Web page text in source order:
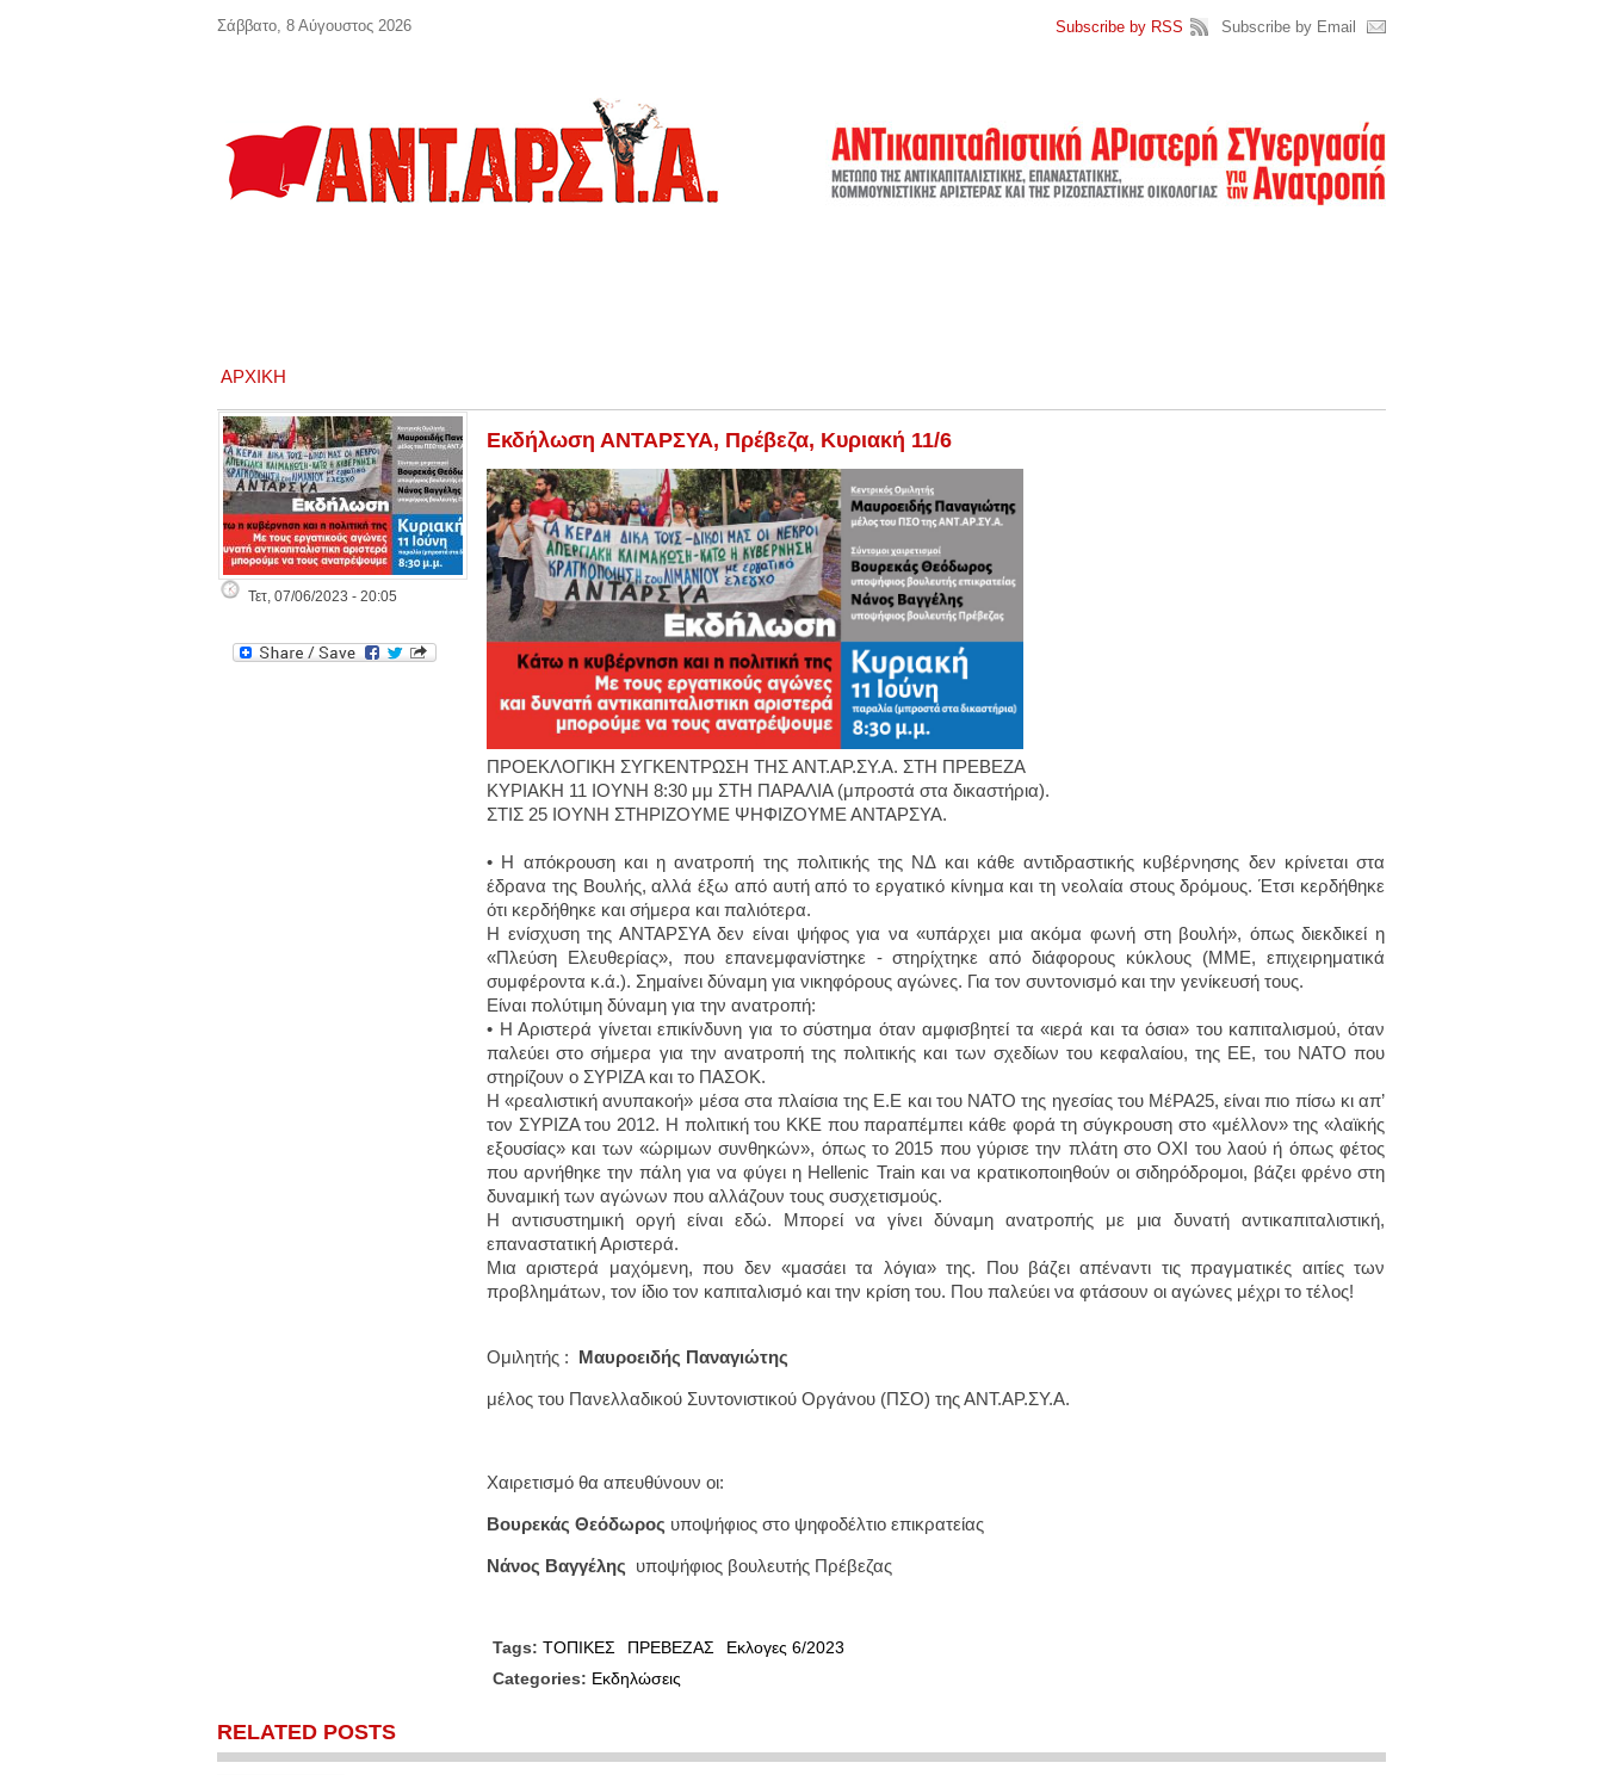
ΑΡΧΙΚΉ
Τετ, 07/06/2023 - 20:05
Εκδήλωση ΑΝΤΑΡΣΥΑ, Πρέβεζα, Κυριακή 11/6
ΠΡΟΕΚΛΟΓΙΚΗ ΣΥΓΚΕΝΤΡΩΣΗ ΤΗΣ ΑΝΤ.ΑΡ.ΣΥ.Α. ΣΤΗ ΠΡΕΒΕΖΑ
ΚΥΡΙΑΚΗ 11 ΙΟΥΝΗ 8:30 μμ ΣΤΗ ΠΑΡΑΛΙΑ (μπροστά στα δικαστήρια).
ΣΤΙΣ 25 ΙΟΥΝΗ ΣΤΗΡΙΖΟΥΜΕ ΨΗΦΙΖΟΥΜΕ ΑΝΤΑΡΣΥΑ.
• Η απόκρουση και η ανατροπή της πολιτικής της ΝΔ και κάθε αντιδραστικής κυβέρνησης δεν κρίνεται στα
έδρανα της Βουλής, αλλά έξω από αυτή από το εργατικό κίνημα και τη νεολαία στους δρόμους. Έτσι κερδήθηκε
ότι κερδήθηκε και σήμερα και παλιότερα.
Η ενίσχυση της ΑΝΤΑΡΣΥΑ δεν είναι ψήφος για να «υπάρχει μια ακόμα φωνή στη βουλή», όπως διεκδικεί η
«Πλεύση Ελευθερίας», που επανεμφανίστηκε - στηρίχτηκε από διάφορους κύκλους (ΜΜΕ, επιχειρηματικά
συμφέροντα κ.ά.). Σημαίνει δύναμη για νικηφόρους αγώνες. Για τον συντονισμό και την γενίκευσή τους.
Είναι πολύτιμη δύναμη για την ανατροπή:
• Η Αριστερά γίνεται επικίνδυνη για το σύστημα όταν αμφισβητεί τα «ιερά και τα όσια» του καπιταλισμού, όταν
παλεύει στο σήμερα για την ανατροπή της πολιτικής και των σχεδίων του κεφαλαίου, της ΕΕ, του ΝΑΤΟ που
στηρίζουν ο ΣΥΡΙΖΑ και το ΠΑΣΟΚ.
Η «ρεαλιστική ανυπακοή» μέσα στα πλαίσια της Ε.Ε και του ΝΑΤΟ της ηγεσίας του ΜέΡΑ25, είναι πιο πίσω κι απ’
τον ΣΥΡΙΖΑ του 2012. Η πολιτική του ΚΚΕ που παραπέμπει κάθε φορά τη σύγκρουση στο «μέλλον» της «λαϊκής
εξουσίας» και των «ώριμων συνθηκών», όπως το 2015 που γύρισε την πλάτη στο ΟΧΙ του λαού ή όπως φέτος
που αρνήθηκε την πάλη για να φύγει η Hellenic Train και να κρατικοποιηθούν οι σιδηρόδρομοι, βάζει φρένο στη
δυναμική των αγώνων που αλλάζουν τους συσχετισμούς.
Η αντισυστημική οργή είναι εδώ. Μπορεί να γίνει δύναμη ανατροπής με μια δυνατή αντικαπιταλιστική,
επαναστατική Αριστερά.
Μια αριστερά μαχόμενη, που δεν «μασάει τα λόγια» της. Που βάζει απέναντι τις πραγματικές αιτίες των
προβλημάτων, τον ίδιο τον καπιταλισμό και την κρίση του. Που παλεύει να φτάσουν οι αγώνες μέχρι το τέλος!
Ομιλητής : Μαυροειδής Παναγιώτης
μέλος του Πανελλαδικού Συντονιστικού Οργάνου (ΠΣΟ) της ΑΝΤ.ΑΡ.ΣΥ.Α.
Χαιρετισμό θα απευθύνουν οι:
Βουρεκάς Θεόδωρος υποψήφιος στο ψηφοδέλτιο επικρατείας
Νάνος Βαγγέλης υποψήφιος βουλευτής Πρέβεζας
Tags: ΤΟΠΙΚΕΣ ΠΡΕΒΕΖΑΣ
Εκλογες 6/2023
Categories: Εκδηλώσεις
RELATED POSTS
Σάββατο, 8 Αύγουστος 2026 Subscribe by RSS Subscribe by Email